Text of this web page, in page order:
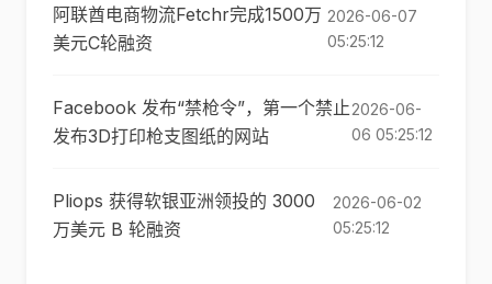
阿联酋电商物流Fetchr完成1500万
美元C轮融资
2026-06-07
05:25:12
Facebook 发布“禁枪令”，第一个禁止
发布3D打印枪支图纸的网站
2026-06-
06 05:25:12
Pliops 获得软银亚洲领投的 3000
万美元 B 轮融资
2026-06-02
05:25:12